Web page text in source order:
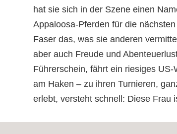
hat sie sich in der Szene einen
Appaloosa-Pferden für die
Faser das, was sie anderen
aber auch Freude und
Führerschein, fährt ein riesiges
am Haken – zu ihren Turnieren,
erlebt, versteht schnell: Diese Frau